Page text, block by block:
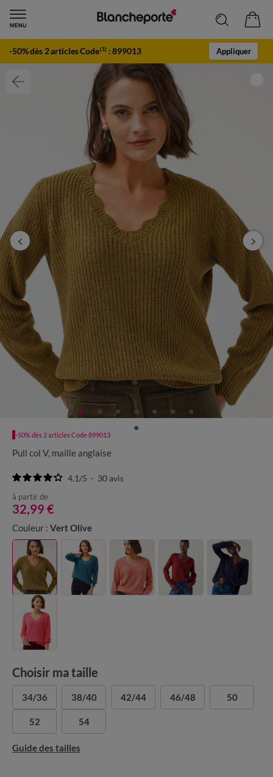
-50% dès 2 articles Code(1) :899013 Appliquer
-50% dès 2 articles Code 899013
Pull col V, maille anglaise
4.1/5 - 30avis
à partir de
32,99 €
Couleur : Vert Olive
Choisir ma taille
34/36 38/40 42/44 46/48 50
52 54
Guide des tailles